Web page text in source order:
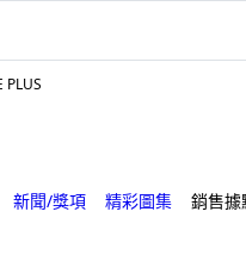
PLUS
新聞/獎項 精彩圖集 銷售據